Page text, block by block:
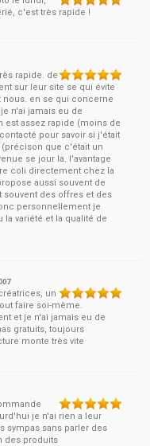
c'est très rapide !
rapide. de
sur leur site se qui évite
nous. en se qui concerne
n'ai jamais eu de
est assez rapide (moins de
pour savoir si j'était
que c'était un
se jour la. l'avantage
coli directement chez la
aussi souvent de
souvent des offres et des
personnellement je
la variété et la qualité de
un
faire soi-même.
et je n'ai jamais eu de
gratuits, toujours
monte très vite
je n'ai rien a leur
sympas sans parler des
des produits